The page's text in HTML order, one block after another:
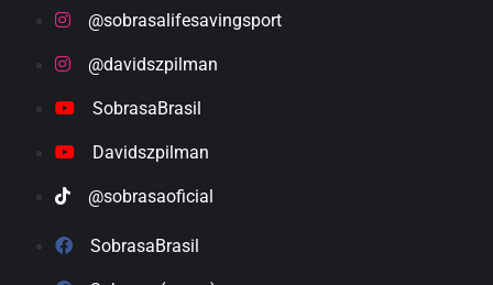
@sobrasalifesavingsport
@davidszpilman
SobrasaBrasil
Davidszpilman
@sobrasaoficial
SobrasaBrasil